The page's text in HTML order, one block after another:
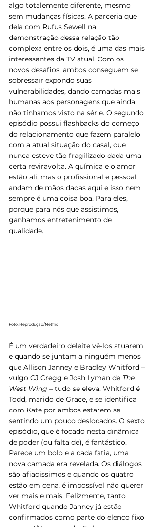
algo totalemente diferente, mesmo
sem mudanças físicas. A parceria que
dela com Rufus Sewell na
demonstração dessa relação tão
complexa entre os dois, é uma das mais
interessantes da TV atual. Com os
novos desafios, ambos conseguem se
sobressair expondo suas
vulnerabilidades, dando camadas mais
humanas aos personagens que ainda
não tínhamos visto na série. O segundo
episódio possui flashbacks do começo
do relacionamento que fazem paralelo
com a atual situação do casal, que
nunca esteve tão fragilizado dada uma
certa reviravolta. A química e o amor
estão ali, mas o profissional e pessoal
andam de mãos dadas aqui e isso nem
sempre é uma coisa boa. Para eles,
porque para nós que assistimos,
ganhamos entretenimento de
qualidade.
Foto: Reprodução/Netflix
É um verdadeiro deleite vê-los atuarem
e quando se juntam a ninguém menos
que Allison Janney e Bradley Whitford –
vulgo CJ Cregg e Josh Lyman de The
West Wing – tudo se eleva. Whitford é
Todd, marido de Grace, e se identifica
com Kate por ambos estarem se
sentindo um pouco deslocados. O sexto
episódio, que é focado nesta dinâmica
de poder (ou falta de), é fantástico.
Parece um bolo e a cada fatia, uma
nova camada era revelada. Os diálogos
são afiadissimos e quando os quatro
estão em cena, é impossível não querer
ver mais e mais. Felizmente, tanto
Whitford quando Janney já estão
confirmados como parte do elenco fixo